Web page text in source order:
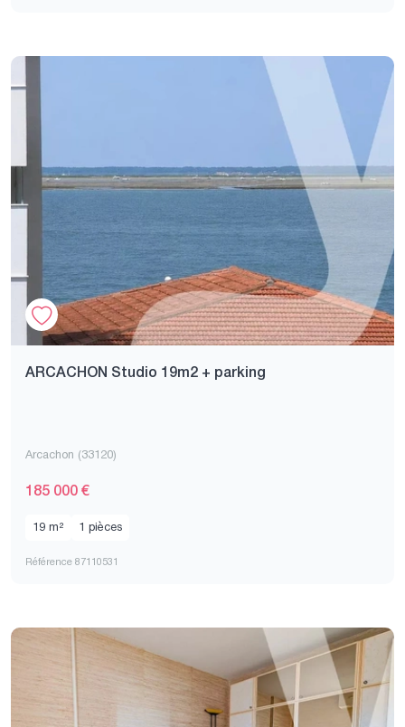
ARCACHON Studio 19m2 + parking
Arcachon (33120)
185 000 €
19 m² 1 pièces
Référence 87110531